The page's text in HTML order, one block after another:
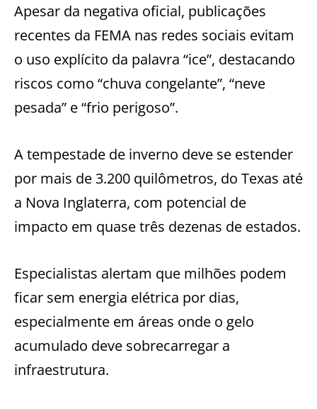
Apesar da negativa oficial, publicações
recentes da FEMA nas redes sociais evitam
o uso explícito da palavra “ice”, destacando
riscos como “chuva congelante”, “neve
pesada” e “frio perigoso”.
A tempestade de inverno deve se estender
por mais de 3.200 quilômetros, do Texas até
a Nova Inglaterra, com potencial de
impacto em quase três dezenas de estados.
Especialistas alertam que milhões podem
ficar sem energia elétrica por dias,
especialmente em áreas onde o gelo
acumulado deve sobrecarregar a
infraestrutura.